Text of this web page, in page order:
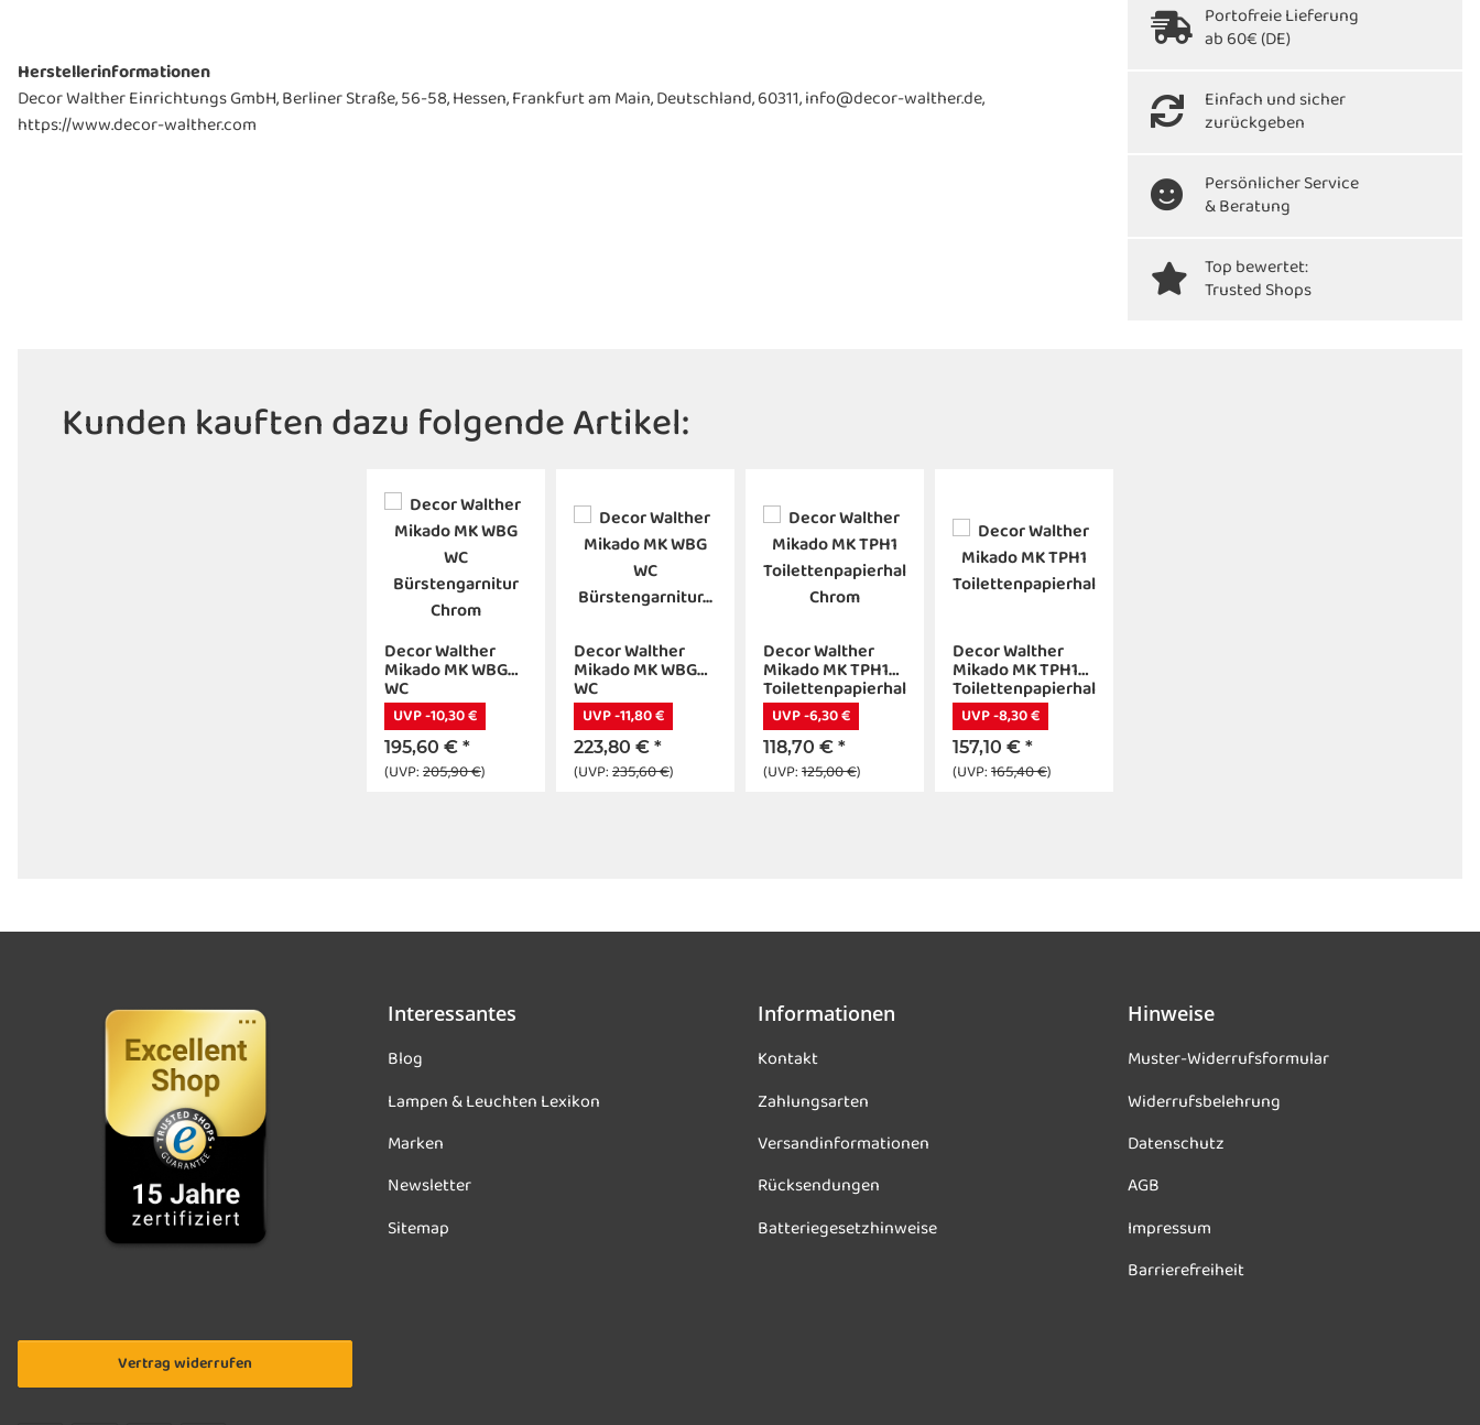
Herstellerinformationen
Decor Walther Einrichtungs GmbH, Berliner Straße, 56-58, Hessen, Frankfurt am Main, Deutschland, 60311, info@decor-walther.de,
https://www.decor-walther.com
Portofreie Lieferung
ab 60€ (DE)
Einfach und sicher
zurückgeben
Persönlicher Service
& Beratung
Top bewertet:
Trusted Shops
Kunden kauften dazu folgende Artikel:
Decor Walther
Mikado MK WBG
WC
Bürstengarnitur
Chrom
UVP -10,30 €
195,60 € *
(UVP:205,90 €)
Decor Walther
Mikado MK WBG
WC
Bürstengarnitur
Schwarz matt
UVP -11,80 €
223,80 € *
(UVP:235,60 €)
Decor Walther
Mikado MK TPH1
Toilettenpapierhalter
Chrom
UVP -6,30 €
118,70 € *
(UVP:125,00 €)
Decor Walther
Mikado MK TPH1
Toilettenpapierhalter
Schwarz matt
UVP -8,30 €
157,10 € *
(UVP:165,40 €)
Interessantes
Blog
Lampen & Leuchten Lexikon
Marken
Newsletter
Sitemap
Informationen
Kontakt
Zahlungsarten
Versandinformationen
Rücksendungen
Batteriegesetzhinweise
Hinweise
Muster-Widerrufsformular
Widerrufsbelehrung
Datenschutz
AGB
Impressum
Barrierefreiheit
Vertrag widerrufen